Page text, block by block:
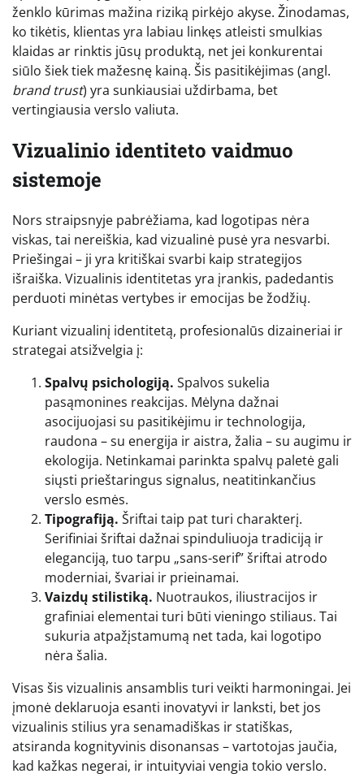
ženklo kūrimas mažina riziką pirkėjo akyse. Žinodamas,
ko tikėtis, klientas yra labiau linkęs atleisti smulkias
klaidas ar rinktis jūsų produktą, net jei konkurentai
siūlo šiek tiek mažesnę kainą. Šis pasitikėjimas (angl.
brand trust) yra sunkiausiai uždirbama, bet
vertingiausia verslo valiuta.
Vizualinio identiteto vaidmuo
sistemoje
Nors straipsnyje pabrėžiama, kad logotipas nėra
viskas, tai nereiškia, kad vizualinė pusė yra nesvarbi.
Priešingai – ji yra kritiškai svarbi kaip strategijos
išraiška. Vizualinis identitetas yra įrankis, padedantis
perduoti minėtas vertybes ir emocijas be žodžių.
Kuriant vizualinį identitetą, profesionalūs dizaineriai ir
strategai atsižvelgia į:
Spalvų psichologiją. Spalvos sukelia
pasąmonines reakcijas. Mėlyna dažnai
asocijuojasi su pasitikėjimu ir technologija,
raudona – su energija ir aistra, žalia – su augimu ir
ekologija. Netinkamai parinkta spalvų paletė gali
siųsti prieštaringus signalus, neatitinkančius
verslo esmės.
Tipografiją. Šriftai taip pat turi charakterį.
Serifiniai šriftai dažnai spinduliuoja tradiciją ir
eleganciją, tuo tarpu „sans-serif” šriftai atrodo
moderniai, švariai ir prieinamai.
Vaizdų stilistiką. Nuotraukos, iliustracijos ir
grafiniai elementai turi būti vieningo stiliaus. Tai
sukuria atpažįstamumą net tada, kai logotipo
nėra šalia.
Visas šis vizualinis ansamblis turi veikti harmoningai. Jei
įmonė deklaruoja esanti inovatyvi ir lanksti, bet jos
vizualinis stilius yra senamadiškas ir statiškas,
atsiranda kognityvinis disonansas – vartotojas jaučia,
kad kažkas negerai, ir intuityviai vengia tokio verslo.